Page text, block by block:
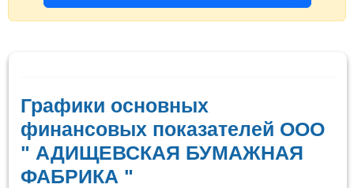
Графики основных
финансовых показателей ООО
" АДИЩЕВСКАЯ БУМАЖНАЯ
ФАБРИКА "